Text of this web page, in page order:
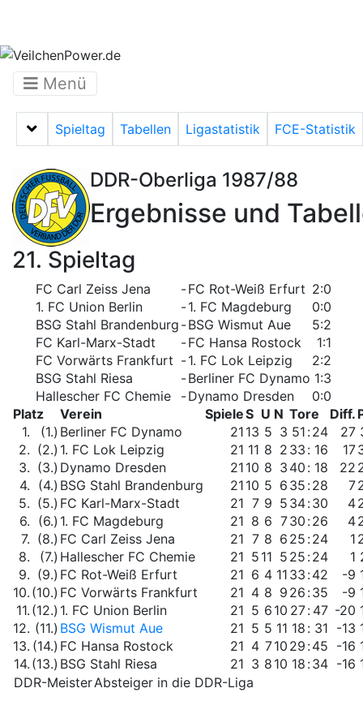
Menü
Menü auf-/zuklappen
Spieltag Tabellen Ligastatistik FCE-Statistik
DDR-Oberliga 1987/88
Ergebnisse und
21. Spieltag
FC Carl Zeiss Jena -FC Rot-Weiß Erfurt 2:0
1. FC Union Berlin
-1. FC Magdeburg
0:0
BSG Stahl Brandenburg -BSG Wismut Aue
5:2
FC Karl-Marx-Stadt
-FC Hansa Rostock
1:1
FC Vorwärts Frankfurt -1. FC Lok Leipzig
2:2
BSG Stahl Riesa
-Berliner FC Dynamo 1:3
Hallescher FC Chemie
-Dynamo Dresden
0:0
Platz
Verein SpieleS U N Tore Diff.
1.
(1.) Berliner FC Dynamo 21 13 5 3 51 :24 27
2. (2.) 1. FC Lok Leipzig 21 11 8 2 33 : 16 17
3. (3.) Dynamo Dresden 21 10 8 3 40 : 18 22
4. (4.) BSG Stahl Brandenburg 21 10 5 6 35 :28 7
5. (5.) FC Karl-Marx-Stadt 21 7 9 5 34:30 4
6. (6.) 1. FC Magdeburg 21 8 6 730 :26 4
7. (8.) FC Carl Zeiss Jena 21 7 8 6 25 :24 1
8.
(7.) Hallescher FC Chemie 21 5 11 5 25 :24 1
9. (9.) FC Rot-Weiß Erfurt 21 6 4 11 33 :42 -9
10. (10.) FC Vorwärts Frankfurt 21 4 8 9 26 :35 -9
11. (12.) 1. FC Union Berlin 21 5 6 10 27: 47 -20
12. (11.) BSG Wismut Aue 21 5 5 11 18 : 31 -13
13. (14.) FC Hansa Rostock 21 4 710 29 :45 -16
14. (13.) BSG Stahl Riesa 21 3 8 10 18 :34 -16
DDR-MeisterAbsteiger in die DDR-Liga